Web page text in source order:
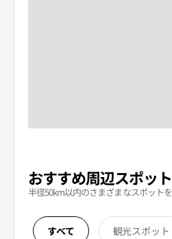
おすすめ周辺スポット
半径50km以内のさまざまなスポット
すべて 観光スポット